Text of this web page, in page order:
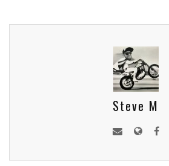
Steve M